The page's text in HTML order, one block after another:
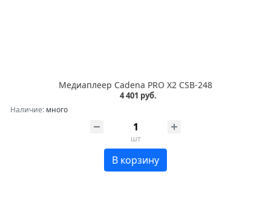
Медиаплеер Cadena PRO X2 CSB-248
4 401 руб.
Наличие: много
шт
В корзину